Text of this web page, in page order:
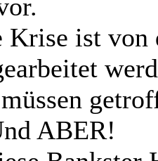
ist von
ABER!